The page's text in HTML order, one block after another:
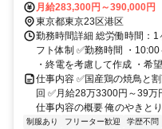
口から徒歩約1分
月給283,300円～390,000円
東京都東京23区港区
勤務時間詳細 総労働時間：1
フト体制 ✅勤務時間 ・
・終電を考慮して作成 ・希
仕事内容 ✅国産鶏の焼鳥と
回 ✅月給28万3300円～39
仕事内容の概要 俺のやきと
制服あり フリーター歓迎 学歴不問